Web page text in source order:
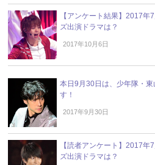
【アンケート結果】2017
ズ出演ドラマは？
2017年10月6日
本日9月30日は、少年隊・
す！
2017年9月30日
【読者アンケート】2017
ズ出演ドラマは？